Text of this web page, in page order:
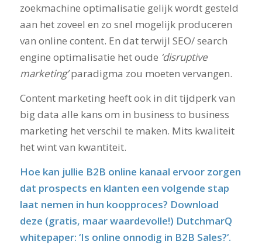
zoekmachine optimalisatie gelijk wordt gesteld
aan het zoveel en zo snel mogelijk produceren
van online content. En dat terwijl SEO/ search
engine optimalisatie het oude ‘disruptive
marketing’paradigma zou moeten vervangen.
Content marketing heeft ook in dit tijdperk van
big data alle kans om in business to business
marketing het verschil te maken. Mits kwaliteit
het wint van kwantiteit.
Hoe kan jullie B2B online kanaal ervoor zorgen
dat prospects en klanten een volgende stap
laat nemen in hun koopproces? Download
deze (gratis, maar waardevolle!) DutchmarQ
whitepaper: ‘Is online onnodig in B2B Sales?‘.